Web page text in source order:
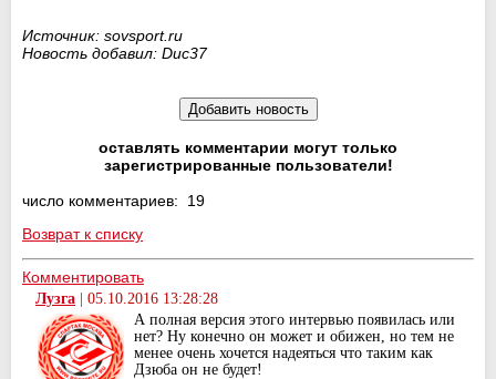
Источник: sovsport.ru
Новость добавил: Duc37
оставлять комментарии могут только
зарегистрированные пользователи!
число комментариев: 19
Возврат к списку
Комментировать
Лузга | 05.10.2016 13:28:28
А полная версия этого интервью появилась или
нет? Ну конечно он может и обижен, но тем не
менее очень хочется надеяться что таким как
Дзюба он не будет!